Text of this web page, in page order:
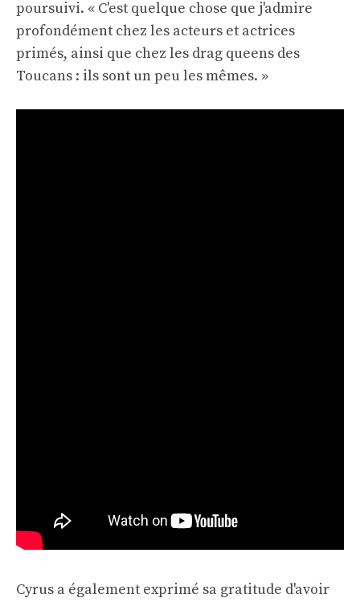
poursuivi. « C'est quelque chose que j'admire
profondément chez les acteurs et actrices
primés, ainsi que chez les drag queens des
Toucans : ils sont un peu les mêmes. »
Cyrus a également exprimé sa gratitude d'avoir